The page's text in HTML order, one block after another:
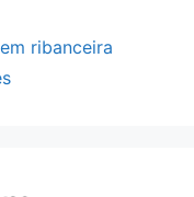
ribanceira